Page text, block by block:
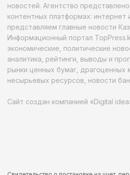
новостей. Агентство
контентных платформах:
представляем главные новости
Информационный портал
экономические, политические
аналитика, рейтинги, выводы и
рынки ценных бумаг, драгоценных
несырьевых ресурсов, новости
Сайт создан компанией «Digital